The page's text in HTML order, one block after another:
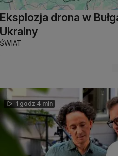
Eksplozja drona w
Ukrainy
ŚWIAT
1 godz 4 min